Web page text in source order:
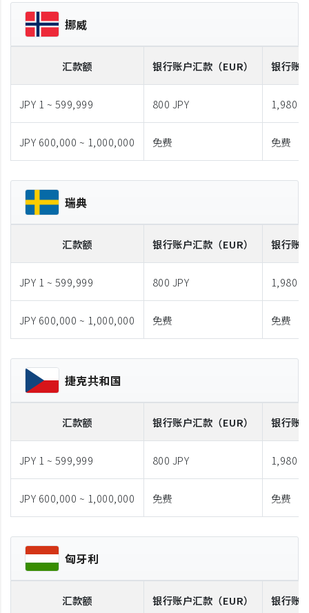
挪威
汇款额 银行账户汇款 （EUR） 银行账
JPY 1 ~ 599,999 800 JPY 1,980
JPY 600,000 ~ 1,000,000 免费 免费
瑞典
汇款额 银行账户汇款 （EUR） 银行账
JPY 1 ~ 599,999 800 JPY 1,980
JPY 600,000 ~ 1,000,000 免费 免费
捷克共和国
汇款额 银行账户汇款 （EUR） 银行账
JPY 1 ~ 599,999 800 JPY 1,980
JPY 600,000 ~ 1,000,000 免费 免费
匈牙利
汇款额 银行账户汇款 （EUR） 银行账